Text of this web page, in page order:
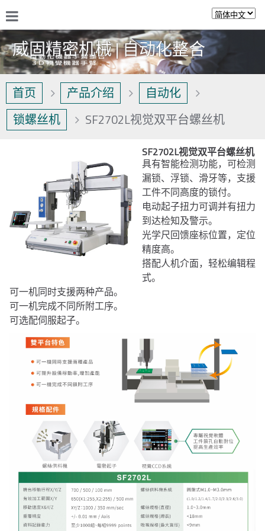
威固精密机械 | 自动化整合
首页 产品介绍
自动化
锁螺丝机
SF2702L视觉双平台螺丝机
SF2702L视觉双平台螺丝机
具有智能检测功能，可检测
漏锁、浮锁、滑牙等，支援
工件不同高度的锁付。
电动起子扭力可调并有扭力
到达检知及警示。
光学尺回馈座标位置，定位
精度高。
搭配人机介面，轻松编辑程
式。
可一机同时支援两种产品。
可一机完成不同所附工序。
可选配伺服起子。